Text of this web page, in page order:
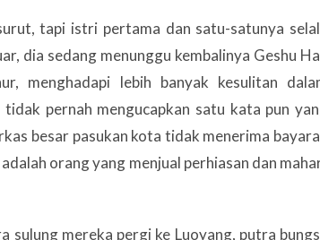
tapi istri pertama dan satu-satunya
dia sedang menunggu kembalinya Geshu
menghadapi lebih banyak kesulitan
pernah mengucapkan satu kata pun
besar pasukan kota tidak menerima
orang yang menjual perhiasan dan
sulung mereka pergi ke Luoyang, putra